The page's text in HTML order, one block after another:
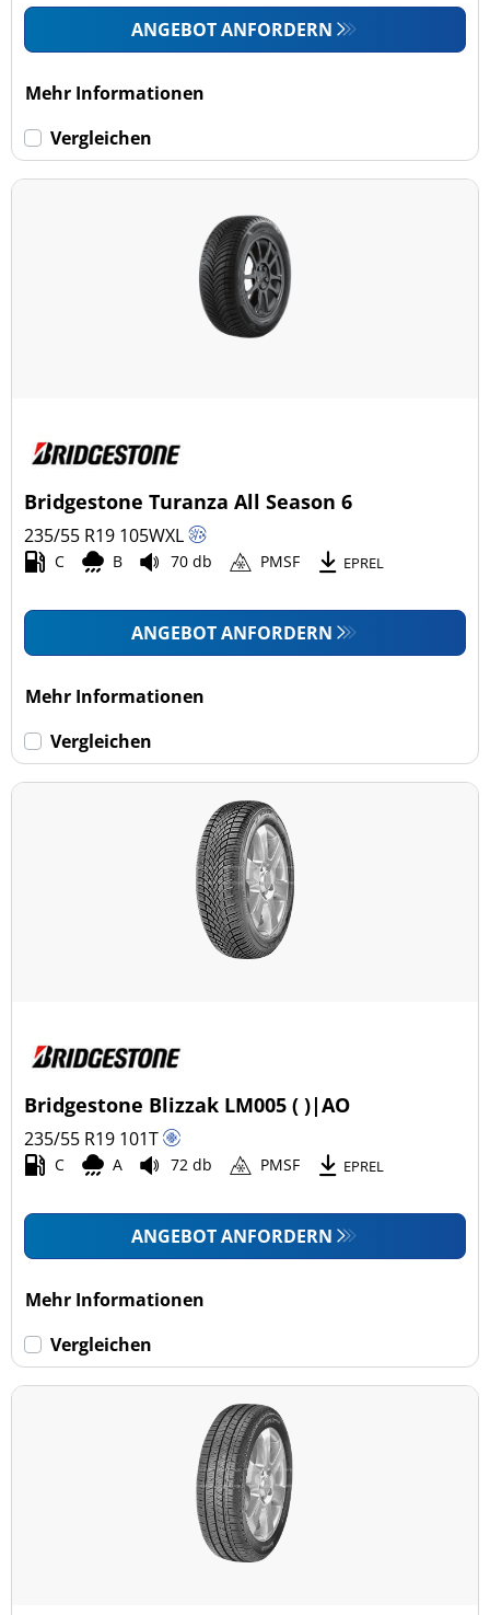
Keine Run-flat (294)
ANGEBOT ANFORDERN
Mehr Informationen
Vergleichen
Bridgestone Turanza All Season 6
235/55 R19 105WXL
C B 70 db PMSF EPREL
ANGEBOT ANFORDERN
Mehr Informationen
Vergleichen
Bridgestone Blizzak LM005 ( )|AO
235/55 R19 101T
C A 72 db PMSF EPREL
ANGEBOT ANFORDERN
Mehr Informationen
Vergleichen